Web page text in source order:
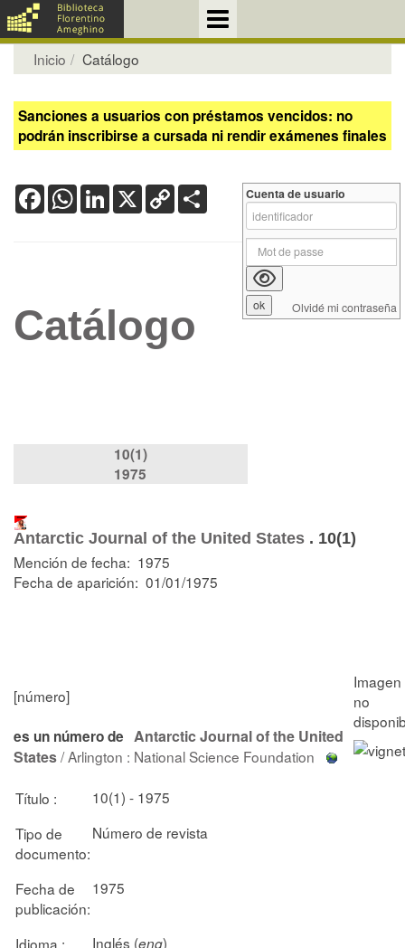
Inicio Catálogo
Sanciones a usuarios con préstamos vencidos: no
podrán inscribirse a cursada ni rendir exámenes finales
FacebookWhatsApp
LinkedIn
X Copy
Link
Catálogo
10(1)
1975
Antarctic Journal of the United States . 10(1)
Mención de fecha: 1975
Fecha de aparición: 01/01/1975
[número]
es un número de Antarctic Journal of the United
States/ Arlington : National Science Foundation
Título :
10(1) - 1975
Tipo de
documento:
Número de revista
Fecha de
publicación:
1975
Idioma : Inglés (eng)
Cuenta de usuario
Olvidé mi contraseña